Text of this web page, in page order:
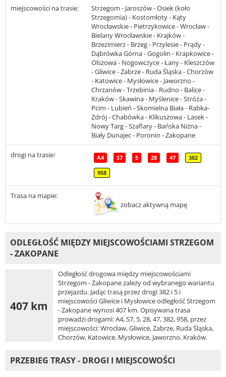
miejscowości na trasie:
Strzegom - Jaroszów - Osiek (koło
Strzegomia) - Kostomłoty - Kąty
Wrocławskie - Pietrzykowice - Wrocław -
Bielany Wrocławskie - Krajków -
Brzezimierz - Brzeg - Przylesie - Prądy -
Dąbrówka Górna - Gogolin - Krapkowice -
Olszowa - Nogowczyce - Łany - Kleszczów
- Gliwice - Zabrze - Ruda Śląska - Chorzów
- Katowice - Mysłowice - Jaworzno -
Chrzanów - Trzebinia - Rudno - Balice -
Kraków - Skawina - Myślenice - Stróża -
Pcim - Lubień - Skomielna Biała - Rabka-
Zdrój - Chabówka - Klikuszowa - Lasek -
Nowy Targ - Szaflary - Bańska Niżna -
Biały Dunajec - Poronin - Zakopane
drogi na trasie: A4 S7 5 28 47 382
958
Trasa na mapie:
zobacz aktywną mapę
ODLEGŁOŚĆ MIĘDZY MIEJSCOWOŚCIAMI STRZEGOM
- ZAKOPANE
407 km
Odległość drogowa między miejscowościami
Strzegom - Zakopane zależy od wybranego wariantu
przejazdu. Jadąc trasą przez drogi 382 i 5 i
miejscowości Gliwice i Mysłowice odległość Strzegom
- Zakopane wynosi 407 km. Opisywana trasa
prowadzi drogami: A4, S7, 5, 28, 47, 382, 958, przez
miejscowości: Wrocław, Gliwice, Zabrze, Ruda Śląska,
Chorzów, Katowice, Mysłowice, Jaworzno, Kraków.
PRZEBIEG TRASY - DROGI I MIEJSCOWOŚCI